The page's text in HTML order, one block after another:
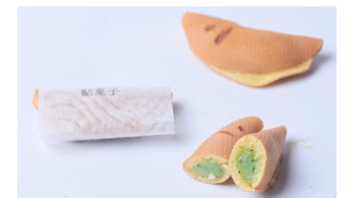
格。玄关的屋檐下垂吊着的三轮神社的杉玉，是告知新酒已完成的吉祥物。
家屋的拉门前还挂上了在幕府时期献上了大量金钱才能得到的“平行条纹”暖
帘，可见吉岛家是多大的富商。而附近的“日下部民艺馆”内，有保持了当时
模样的飞驒名家．日下部家的家宅可供游人参观。大家有兴趣不妨前往参观